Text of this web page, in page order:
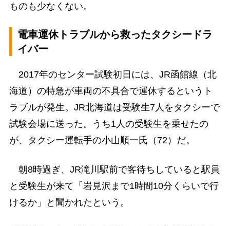
ものも少なくない。
電車運休トラブルから救ったタクシードラ
イバー
2017年のセンター試験初日には、JR函館線（北
海道）の特急が車両の不具合で運休するというト
ラブルが発生。JR北海道は受験生7人をタクシーで
試験会場に送った。うち1人の受験生を乗せたの
が、タクシー運転手の小山順一氏（72）だ。
朝8時過ぎ、JR滝川駅前で客待ちしていると駅員
と受験生が来て「岩見沢まで1時間10分くらいで行
けるか」と聞かれたという。